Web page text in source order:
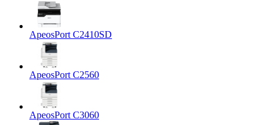
ApeosPort C2410SD
ApeosPort C2560
ApeosPort C3060